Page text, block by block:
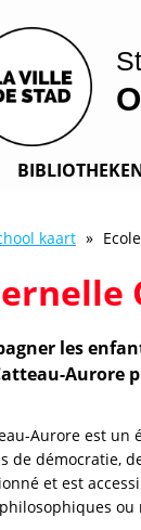
kaart
les
Aurore
Aurore est
de démocratie,
et est
ou